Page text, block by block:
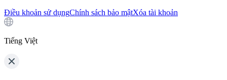
Điều khoản sử dụngChính sách bảo mậtXóa tài khoản
Tiếng Việt